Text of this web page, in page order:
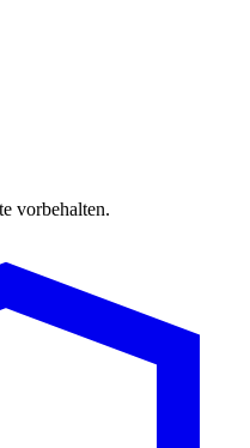
vorbehalten.